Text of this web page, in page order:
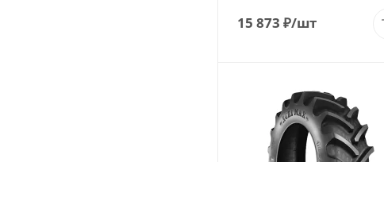
15 873 ₽/шт